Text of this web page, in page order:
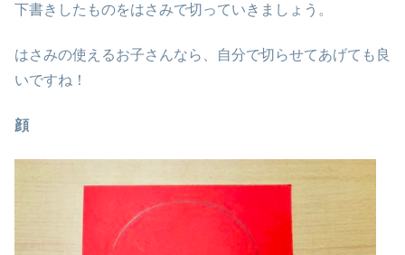
下書きしたものをはさみで切っていきましょう。
はさみの使えるお子さんなら、自分で切らせてあげても良
いですね！
顔